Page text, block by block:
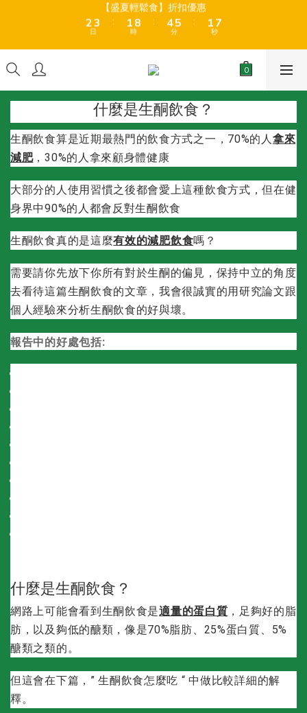
【盛夏輕鬆食】折扣優惠
23
日
:
2
1
9
8
4
3
2
1
0
時
:
5
4
0
6
5
1
0
分
:
16
2
1
0
秒
0
6
5
0
2
1
3
2
3
全店折後滿$399免運 (乾貨室溫產品)、滿HK$599 免運費 (乾貨＋
冷藏貨品) ❄️
【盛夏輕鬆食】折扣優惠
6
5
4
1
7
6
5
2
1
0
日
6
5
4
3
07
6
5
4
3
2
1
0
時
:
9
8
7
6
3
2
1
0
9
8
7
4
3
2
1
分
5
4
3
0
9
8
5
3
2
0
秒
什麼是生酮飲食？
生酮飲食算是近期最熱門的飲食方式之一，70%的人拿來
減肥，30%的人拿來顧身體健康
大部分的人使用習慣之後都會愛上這種飲食方式，但在健
身界中90%的人都會反對生酮飲食
生酮飲食真的是這麼有效的減肥飲食嗎？
需要請你先放下你所有對於生酮的偏見，保持中立的角度
去看待這篇生酮飲食的文章，我會很誠實的用研究論文跟
個人經驗來分析生酮飲食的好與壞。
報告中的好處包括:
什麼是生酮飲食？
網路上可能會看到生酮飲食是適量的蛋白質 ，足夠好的脂
肪，以及夠低的醣類，像是70%脂肪、25%蛋白質、5%
醣類之類的。
但這會在下篇，” 生酮飲食怎麼吃 “ 中做比較詳細的解
釋。